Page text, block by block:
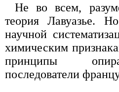
Не во всем,
теория Лавуазье.
научной
химическим
принципы
последователи